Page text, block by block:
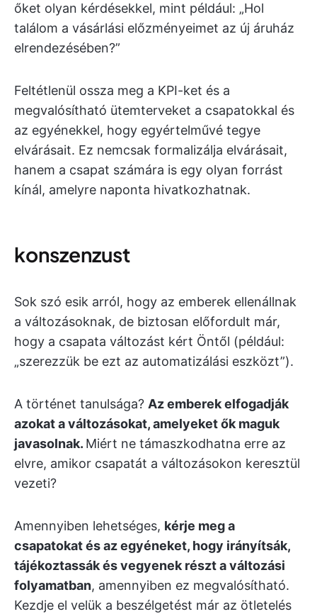
őket olyan kérdésekkel, mint például: „Hol
találom a vásárlási előzményeimet az új áruház
elrendezésében?”
Feltétlenül ossza meg a KPI-ket és a
megvalósítható ütemterveket a csapatokkal és
az egyénekkel, hogy egyértelművé tegye
elvárásait. Ez nemcsak formalizálja elvárásait,
hanem a csapat számára is egy olyan forrást
kínál, amelyre naponta hivatkozhatnak.
konszenzust
Sok szó esik arról, hogy az emberek ellenállnak
a változásoknak, de biztosan előfordult már,
hogy a csapata változást kért Öntől (például:
„szerezzük be ezt az automatizálási eszközt”).
A történet tanulsága? Az emberek elfogadják
azokat a változásokat, amelyeket ők maguk
javasolnak. Miért ne támaszkodhatna erre az
elvre, amikor csapatát a változásokon keresztül
vezeti?
Amennyiben lehetséges, kérje meg a
csapatokat és az egyéneket, hogy irányítsák,
tájékoztassák és vegyenek részt a változási
folyamatban, amennyiben ez megvalósítható.
Kezdje el velük a beszélgetést már az ötletelés